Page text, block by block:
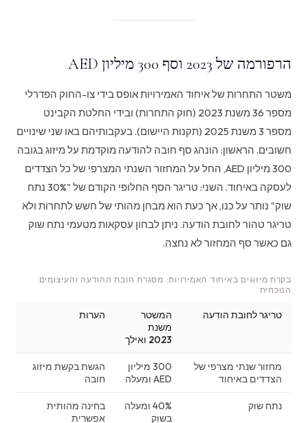
הרפורמה של 2023 וסף 300 מיליון AED
משטר התחרות של איחוד האמירויות אופס בידי צו-החוק הפדרלי
מספר 36 משנת 2023 (חוק התחרות) ובידי החלטת הקבינט
מספר 3 משנת 2025 (תקנות היישום). בעקבותיהם באו שני שינויים
חשובים. הראשון: הונהג סף חובה להודעה מוקדמת על מיזוג בגובה
300 מיליון AED, החל על המחזור השנתי המצרפי של כל הצדדים
לעסקה באיחוד. השני: טריגר הסף החלופי הקודם של "30% נתח
שוק" נותר על כנו, אך כעת הוא מבחן מהותי של חשש לתחרות ולא
טריגר טהור לחובת הודעה. ניתן לבחון עסקאות מטעמי נתח שוק
גם כאשר סף המחזור לא נחצה.
בקרת מיזוגים באיחוד האמירויות: מסגרת חובת ההודעה והעיצומים
הנוכחית
טריגר לחובת הודעה
המשטר
משנת
2023 ואילך
הערות
מחזור שנתי מצרפי של
הצדדים באיחוד
300 מיליון
AED ומעלה
הגשת בקשת מיזוג
חובה
נתח שוק
40% ומעלה
בשוק
בחינה מהותית
אפשרית